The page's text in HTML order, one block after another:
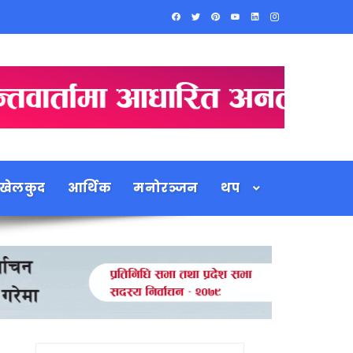
आर्थिक मनोरञ्जन थप